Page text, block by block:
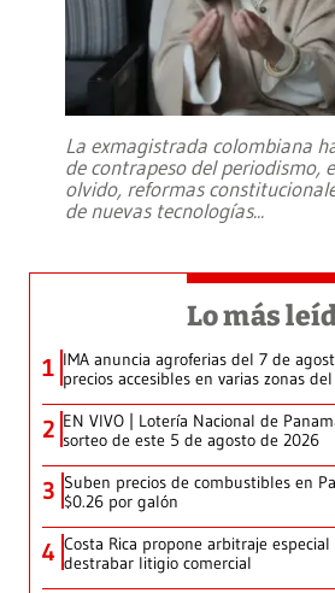
La exmagistrada colombiana
de contrapeso del periodismo,
olvido, reformas
de nuevas tecnologías...
Lo más
1 IMA anuncia agroferias del 7 de
precios accesibles en varias zonas
2 EN VIVO | Lotería Nacional de
sorteo de este 5 de agosto de 2026
3 Suben precios de combustibles en
$0.26 por galón
4 Costa Rica propone arbitraje
destrabar litigio comercial